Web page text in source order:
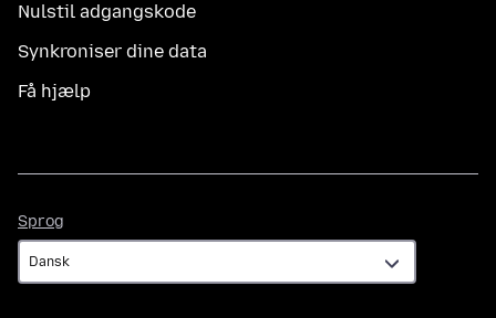
Nulstil adgangskode
Synkroniser dine data
Få hjælp
Sprog